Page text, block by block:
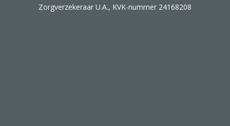
Zorgverzekeraar U.A., KVK-nummer 24168208